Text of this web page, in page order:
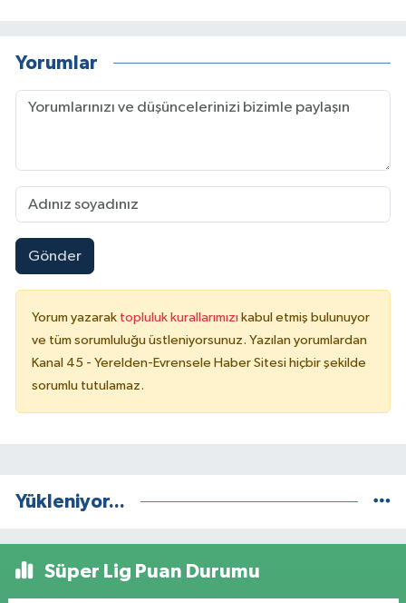
Yorumlar
Gönder
Yorum yazarak topluluk kurallarımızı kabul etmiş bulunuyor
ve tüm sorumluluğu üstleniyorsunuz. Yazılan yorumlardan
Kanal 45 - Yerelden-Evrensele Haber Sitesi hiçbir şekilde
sorumlu tutulamaz.
Yükleniyor...
Süper Lig Puan Durumu